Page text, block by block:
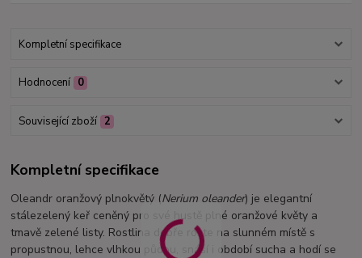
Kompletní specifikace
Hodnocení 0
Související zboží 2
Kompletní specifikace
Oleandr oranžový plnokvětý (Nerium oleander) je elegantní
stálezelený keř ceněný pro své hustě plné oranžové květy a
tmavě zelené listy. Rostlina dobře roste na slunném místě s
propustnou, lehce vlhkou půdou, snáší i období sucha a hodí se